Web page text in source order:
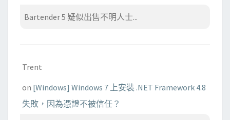
Bartender 5 疑似出售不明人士...
Trent
on [Windows] Windows 7 上安裝 .NET Framework 4.8
失敗，因為憑證不被信任？